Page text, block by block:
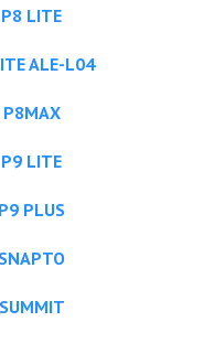
LITE
ALE-L04
LITE
PLUS